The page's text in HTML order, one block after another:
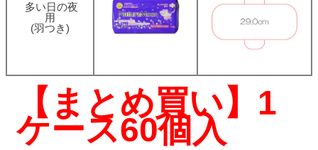
多い日の夜
用
(羽つき)
【まとめ買い】1
ケース60個入